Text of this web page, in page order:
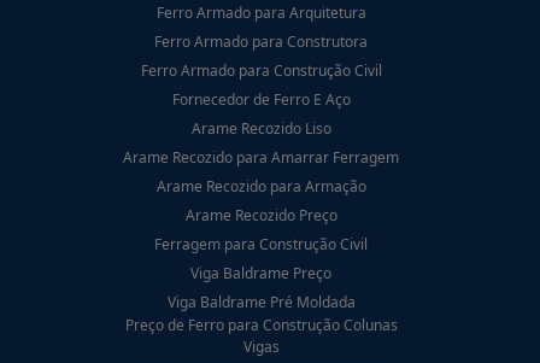
Ferro Armado para Arquitetura
Ferro Armado para Construtora
Ferro Armado para Construção Civil
Fornecedor de Ferro E Aço
Arame Recozido Liso
Arame Recozido para Amarrar Ferragem
Arame Recozido para Armação
Arame Recozido Preço
Ferragem para Construção Civil
Viga Baldrame Preço
Viga Baldrame Pré Moldada
Preço de Ferro para Construção Colunas
Vigas